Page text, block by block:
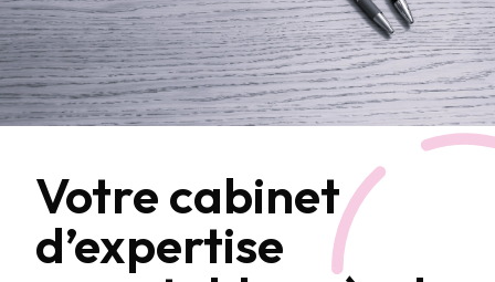
Votre cabinet
d’expertise